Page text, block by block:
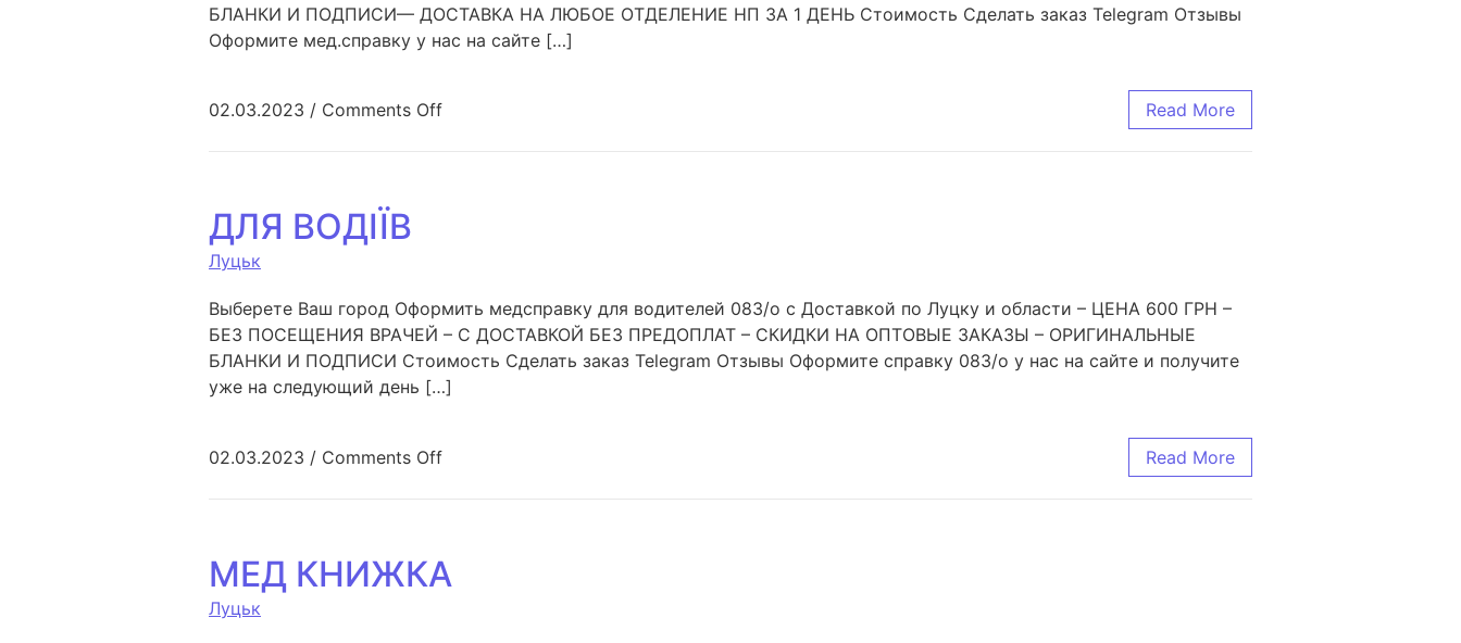
БЛАНКИ И ПОДПИСИ— ДОСТАВКА НА ЛЮБОЕ ОТДЕЛЕНИЕ НП ЗА 1 ДЕНЬ Стоимость Сделать заказ Telegram Отзывы
Оформите мед.справку у нас на сайте […]
02.03.2023 / Comments Off Read More
ДЛЯ ВОДІЇВ
Луцьк
Выберете Ваш город Оформить медсправку для водителей 083/o с Доставкой по Луцку и области – ЦЕНА 600 ГРН –
БЕЗ ПОСЕЩЕНИЯ ВРАЧЕЙ – С ДОСТАВКОЙ БЕЗ ПРЕДОПЛАТ – СКИДКИ НА ОПТОВЫЕ ЗАКАЗЫ – ОРИГИНАЛЬНЫЕ
БЛАНКИ И ПОДПИСИ Стоимость Сделать заказ Telegram Отзывы Оформите справку 083/o у нас на сайте и получите
уже на следующий день […]
02.03.2023 / Comments Off Read More
МЕД КНИЖКА
Луцьк